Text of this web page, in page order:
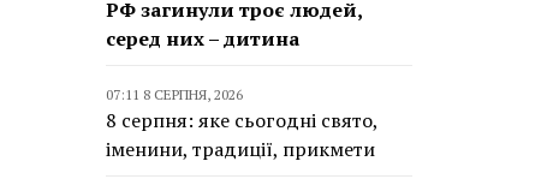
РФ загинули троє людей,
серед них – дитина
07:11 8 СЕРПНЯ, 2026
8 серпня: яке сьогодні свято,
іменини, традиції, прикмети